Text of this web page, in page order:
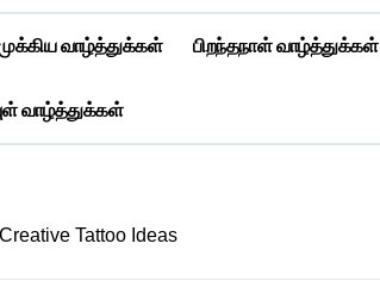
வாழ்த்துக்கள் பிறந்தநாள் வாழ்த்துக்கள்
வாழ்த்துக்கள்
Creative Tattoo Ideas